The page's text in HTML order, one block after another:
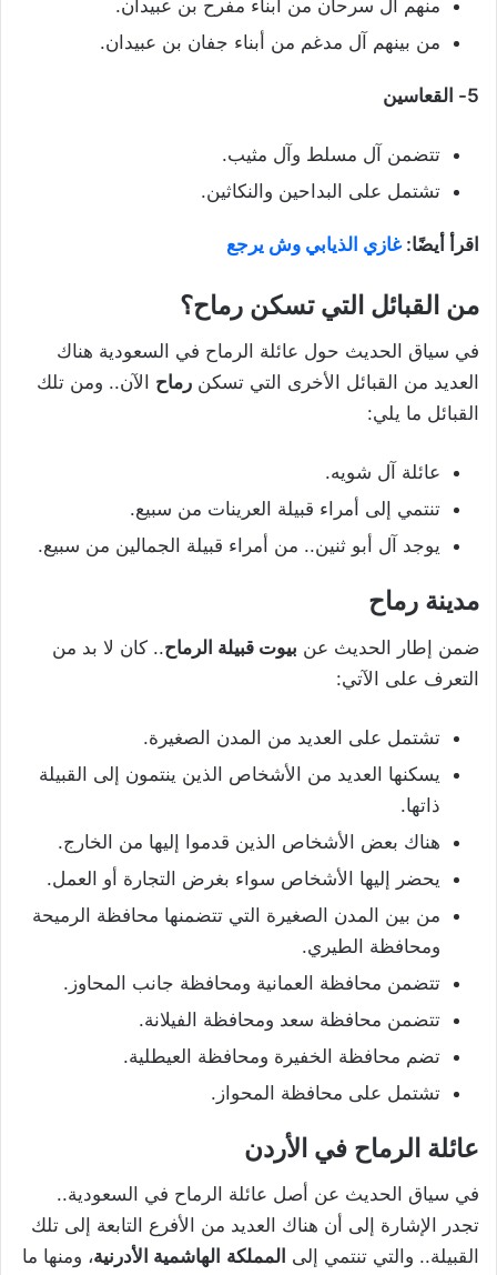
منهم آل سرحان من أبناء مفرح بن عبيدان.
من بينهم آل مدغم من أبناء جفان بن عبيدان.
5- القعاسين
تتضمن آل مسلط وآل مثيب.
تشتمل على البداحين والنكاثين.
اقرأ أيضًا:غازي الذيابي وش يرجع
من القبائل التي تسكن رماح؟
في سياق الحديث حول عائلة الرماح في السعودية هناك
العديد من القبائل الأخرى التي تسكن رماح الآن.. ومن تلك
القبائل ما يلي:
عائلة آل شويه.
تنتمي إلى أمراء قبيلة العرينات من سبيع.
يوجد آل أبو ثنين.. من أمراء قبيلة الجمالين من سبيع.
مدينة رماح
ضمن إطار الحديث عن بيوت قبيلة الرماح.. كان لا بد من
التعرف على الآتي:
تشتمل على العديد من المدن الصغيرة.
يسكنها العديد من الأشخاص الذين ينتمون إلى القبيلة
ذاتها.
هناك بعض الأشخاص الذين قدموا إليها من الخارج.
يحضر إليها الأشخاص سواء بغرض التجارة أو العمل.
من بين المدن الصغيرة التي تتضمنها محافظة الرميحة
ومحافظة الطيري.
تتضمن محافظة العمانية ومحافظة جانب المحاوز.
تتضمن محافظة سعد ومحافظة الفيلانة.
تضم محافظة الخفيرة ومحافظة العيطلية.
تشتمل على محافظة المحواز.
عائلة الرماح في الأردن
في سياق الحديث عن أصل عائلة الرماح في السعودية..
تجدر الإشارة إلى أن هناك العديد من الأفرع التابعة إلى تلك
القبيلة.. والتي تنتمي إلى المملكة الهاشمية الأدرنية، ومنها ما